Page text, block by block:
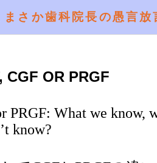
さか歯科院長の愚言
CGF OR PRGF
PRGF: What we know,
know?